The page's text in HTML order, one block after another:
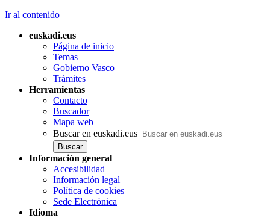
Ir al contenido
euskadi.eus
Página de inicio
Temas
Gobierno Vasco
Trámites
Herramientas
Contacto
Buscador
Mapa web
Buscar en euskadi.eus
Información general
Accesibilidad
Información legal
Política de cookies
Sede Electrónica
Idioma